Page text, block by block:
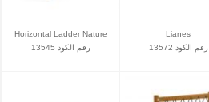
Horizontal Ladder Nature
رقم الكود 13545
Lianes
رقم الكود 13572